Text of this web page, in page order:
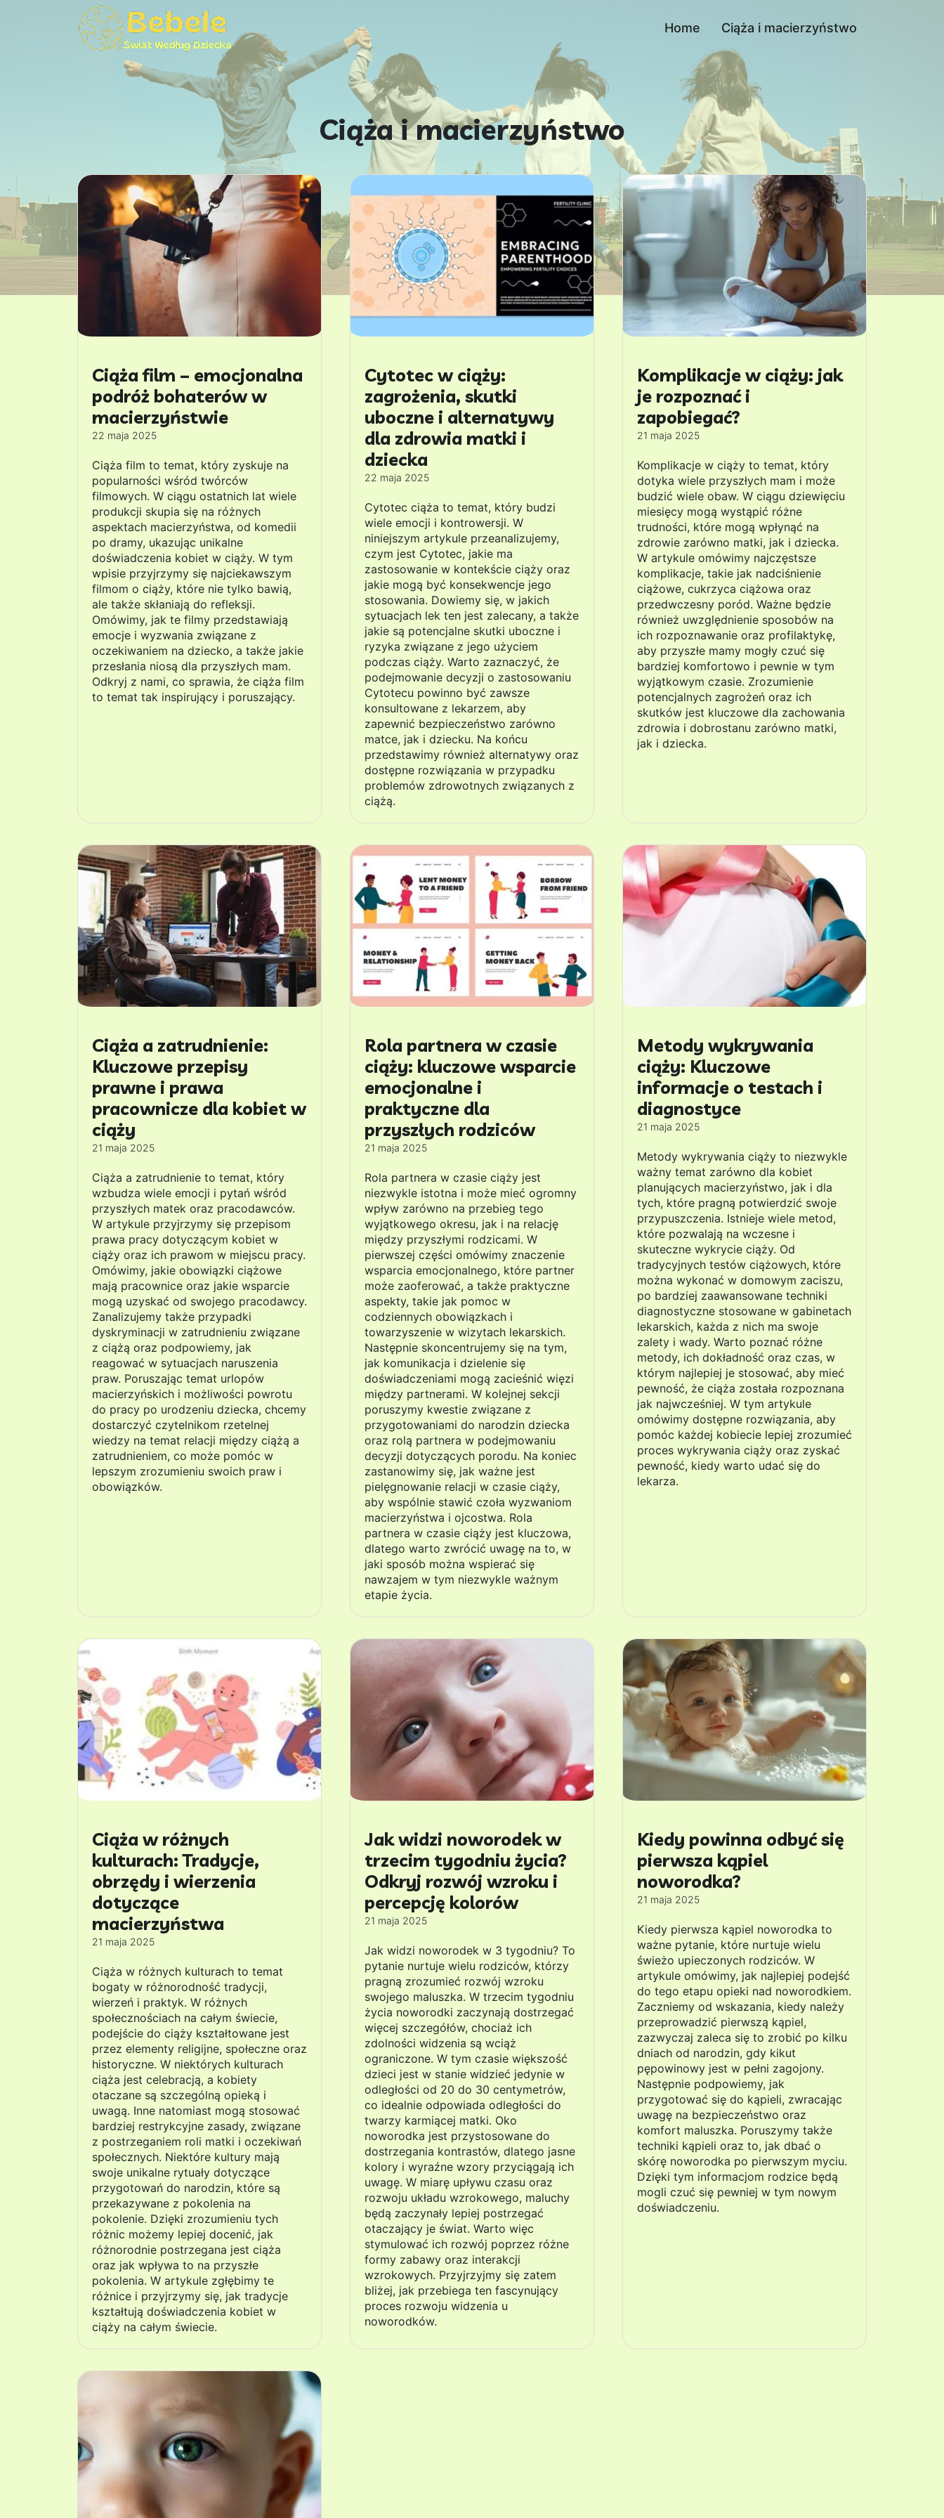
Home Ciąża i macierzyństwo
Ciąża i macierzyństwo
Ciąża film – emocjonalna
podróż bohaterów w
macierzyństwie
22 maja 2025
Ciąża film to temat, który zyskuje na
popularności wśród twórców
filmowych. W ciągu ostatnich lat wiele
produkcji skupia się na różnych
aspektach macierzyństwa, od komedii
po dramy, ukazując unikalne
doświadczenia kobiet w ciąży. W tym
wpisie przyjrzymy się najciekawszym
filmom o ciąży, które nie tylko bawią,
ale także skłaniają do refleksji.
Omówimy, jak te filmy przedstawiają
emocje i wyzwania związane z
oczekiwaniem na dziecko, a także jakie
przesłania niosą dla przyszłych mam.
Odkryj z nami, co sprawia, że ciąża film
to temat tak inspirujący i poruszający.
Cytotec w ciąży:
zagrożenia, skutki
uboczne i alternatywy
dla zdrowia matki i
dziecka
22 maja 2025
Cytotec ciąża to temat, który budzi
wiele emocji i kontrowersji. W
niniejszym artykule przeanalizujemy,
czym jest Cytotec, jakie ma
zastosowanie w kontekście ciąży oraz
jakie mogą być konsekwencje jego
stosowania. Dowiemy się, w jakich
sytuacjach lek ten jest zalecany, a także
jakie są potencjalne skutki uboczne i
ryzyka związane z jego użyciem
podczas ciąży. Warto zaznaczyć, że
podejmowanie decyzji o zastosowaniu
Cytotecu powinno być zawsze
konsultowane z lekarzem, aby
zapewnić bezpieczeństwo zarówno
matce, jak i dziecku. Na końcu
przedstawimy również alternatywy oraz
dostępne rozwiązania w przypadku
problemów zdrowotnych związanych z
ciążą.
Komplikacje w ciąży: jak
je rozpoznać i
zapobiegać?
21 maja 2025
Komplikacje w ciąży to temat, który
dotyka wiele przyszłych mam i może
budzić wiele obaw. W ciągu dziewięciu
miesięcy mogą wystąpić różne
trudności, które mogą wpłynąć na
zdrowie zarówno matki, jak i dziecka.
W artykule omówimy najczęstsze
komplikacje, takie jak nadciśnienie
ciążowe, cukrzyca ciążowa oraz
przedwczesny poród. Ważne będzie
również uwzględnienie sposobów na
ich rozpoznawanie oraz profilaktykę,
aby przyszłe mamy mogły czuć się
bardziej komfortowo i pewnie w tym
wyjątkowym czasie. Zrozumienie
potencjalnych zagrożeń oraz ich
skutków jest kluczowe dla zachowania
zdrowia i dobrostanu zarówno matki,
jak i dziecka.
Ciąża a zatrudnienie:
Kluczowe przepisy
prawne i prawa
pracownicze dla kobiet w
ciąży
21 maja 2025
Ciąża a zatrudnienie to temat, który
wzbudza wiele emocji i pytań wśród
przyszłych matek oraz pracodawców.
W artykule przyjrzymy się przepisom
prawa pracy dotyczącym kobiet w
ciąży oraz ich prawom w miejscu pracy.
Omówimy, jakie obowiązki ciążowe
mają pracownice oraz jakie wsparcie
mogą uzyskać od swojego pracodawcy.
Zanalizujemy także przypadki
dyskryminacji w zatrudnieniu związane
z ciążą oraz podpowiemy, jak
reagować w sytuacjach naruszenia
praw. Poruszając temat urlopów
macierzyńskich i możliwości powrotu
do pracy po urodzeniu dziecka, chcemy
dostarczyć czytelnikom rzetelnej
wiedzy na temat relacji między ciążą a
zatrudnieniem, co może pomóc w
lepszym zrozumieniu swoich praw i
obowiązków.
Rola partnera w czasie
ciąży: kluczowe wsparcie
emocjonalne i
praktyczne dla
przyszłych rodziców
21 maja 2025
Rola partnera w czasie ciąży jest
niezwykle istotna i może mieć ogromny
wpływ zarówno na przebieg tego
wyjątkowego okresu, jak i na relację
między przyszłymi rodzicami. W
pierwszej części omówimy znaczenie
wsparcia emocjonalnego, które partner
może zaoferować, a także praktyczne
aspekty, takie jak pomoc w
codziennych obowiązkach i
towarzyszenie w wizytach lekarskich.
Następnie skoncentrujemy się na tym,
jak komunikacja i dzielenie się
doświadczeniami mogą zacieśnić więzi
między partnerami. W kolejnej sekcji
poruszymy kwestie związane z
przygotowaniami do narodzin dziecka
oraz rolą partnera w podejmowaniu
decyzji dotyczących porodu. Na koniec
zastanowimy się, jak ważne jest
pielęgnowanie relacji w czasie ciąży,
aby wspólnie stawić czoła wyzwaniom
macierzyństwa i ojcostwa. Rola
partnera w czasie ciąży jest kluczowa,
dlatego warto zwrócić uwagę na to, w
jaki sposób można wspierać się
nawzajem w tym niezwykle ważnym
etapie życia.
Metody wykrywania
ciąży: Kluczowe
informacje o testach i
diagnostyce
21 maja 2025
Metody wykrywania ciąży to niezwykle
ważny temat zarówno dla kobiet
planujących macierzyństwo, jak i dla
tych, które pragną potwierdzić swoje
przypuszczenia. Istnieje wiele metod,
które pozwalają na wczesne i
skuteczne wykrycie ciąży. Od
tradycyjnych testów ciążowych, które
można wykonać w domowym zaciszu,
po bardziej zaawansowane techniki
diagnostyczne stosowane w gabinetach
lekarskich, każda z nich ma swoje
zalety i wady. Warto poznać różne
metody, ich dokładność oraz czas, w
którym najlepiej je stosować, aby mieć
pewność, że ciąża została rozpoznana
jak najwcześniej. W tym artykule
omówimy dostępne rozwiązania, aby
pomóc każdej kobiecie lepiej zrozumieć
proces wykrywania ciąży oraz zyskać
pewność, kiedy warto udać się do
lekarza.
Ciąża w różnych
kulturach: Tradycje,
obrzędy i wierzenia
dotyczące
macierzyństwa
21 maja 2025
Ciąża w różnych kulturach to temat
bogaty w różnorodność tradycji,
wierzeń i praktyk. W różnych
społecznościach na całym świecie,
podejście do ciąży kształtowane jest
przez elementy religijne, społeczne oraz
historyczne. W niektórych kulturach
ciąża jest celebracją, a kobiety
otaczane są szczególną opieką i
uwagą. Inne natomiast mogą stosować
bardziej restrykcyjne zasady, związane
z postrzeganiem roli matki i oczekiwań
społecznych. Niektóre kultury mają
swoje unikalne rytuały dotyczące
przygotowań do narodzin, które są
przekazywane z pokolenia na
pokolenie. Dzięki zrozumieniu tych
różnic możemy lepiej docenić, jak
różnorodnie postrzegana jest ciąża
oraz jak wpływa to na przyszłe
pokolenia. W artykule zgłębimy te
różnice i przyjrzymy się, jak tradycje
kształtują doświadczenia kobiet w
ciąży na całym świecie.
Jak widzi noworodek w
trzecim tygodniu życia?
Odkryj rozwój wzroku i
percepcję kolorów
21 maja 2025
Jak widzi noworodek w 3 tygodniu? To
pytanie nurtuje wielu rodziców, którzy
pragną zrozumieć rozwój wzroku
swojego maluszka. W trzecim tygodniu
życia noworodki zaczynają dostrzegać
więcej szczegółów, chociaż ich
zdolności widzenia są wciąż
ograniczone. W tym czasie większość
dzieci jest w stanie widzieć jedynie w
odległości od 20 do 30 centymetrów,
co idealnie odpowiada odległości do
twarzy karmiącej matki. Oko
noworodka jest przystosowane do
dostrzegania kontrastów, dlatego jasne
kolory i wyraźne wzory przyciągają ich
uwagę. W miarę upływu czasu oraz
rozwoju układu wzrokowego, maluchy
będą zaczynały lepiej postrzegać
otaczający je świat. Warto więc
stymulować ich rozwój poprzez różne
formy zabawy oraz interakcji
wzrokowych. Przyjrzyjmy się zatem
bliżej, jak przebiega ten fascynujący
proces rozwoju widzenia u
noworodków.
Kiedy powinna odbyć się
pierwsza kąpiel
noworodka?
21 maja 2025
Kiedy pierwsza kąpiel noworodka to
ważne pytanie, które nurtuje wielu
świeżo upieczonych rodziców. W
artykule omówimy, jak najlepiej podejść
do tego etapu opieki nad noworodkiem.
Zaczniemy od wskazania, kiedy należy
przeprowadzić pierwszą kąpiel,
zazwyczaj zaleca się to zrobić po kilku
dniach od narodzin, gdy kikut
pępowinowy jest w pełni zagojony.
Następnie podpowiemy, jak
przygotować się do kąpieli, zwracając
uwagę na bezpieczeństwo oraz
komfort maluszka. Poruszymy także
techniki kąpieli oraz to, jak dbać o
skórę noworodka po pierwszym myciu.
Dzięki tym informacjom rodzice będą
mogli czuć się pewniej w tym nowym
doświadczeniu.